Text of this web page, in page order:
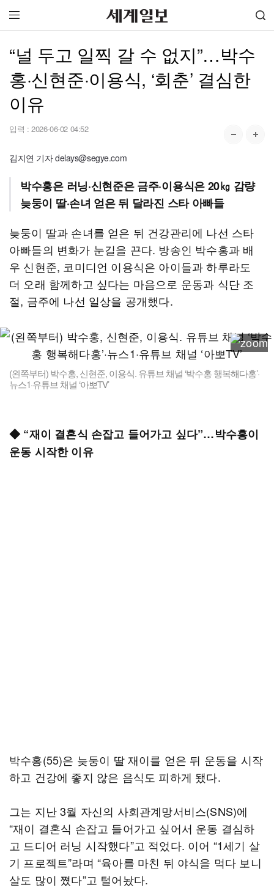
“널 두고 일찍 갈 수 없지”…박수
홍·신현준·이용식, ‘회춘’ 결심한
이유
입력 : 2026-06-02 04:52
김지연 기자 delays@segye.com
박수홍은 러닝·신현준은 금주·이용식은 20㎏ 감량
늦둥이 딸·손녀 얻은 뒤 달라진 스타 아빠들
늦둥이 딸과 손녀를 얻은 뒤 건강관리에 나선 스타
아빠들의 변화가 눈길을 끈다. 방송인 박수홍과 배
우 신현준, 코미디언 이용식은 아이들과 하루라도
더 오래 함께하고 싶다는 마음으로 운동과 식단 조
절, 금주에 나선 일상을 공개했다.
(왼쪽부터) 박수홍, 신현준, 이용식. 유튜브 채널 ‘박수홍 행복해다홍’·
뉴스1·유튜브 채널 ‘아뽀TV’
◆ “재이 결혼식 손잡고 들어가고 싶다”…박수홍이
운동 시작한 이유
박수홍(55)은 늦둥이 딸 재이를 얻은 뒤 운동을 시작
하고 건강에 좋지 않은 음식도 피하게 됐다.
그는 지난 3월 자신의 사회관계망서비스(SNS)에
“재이 결혼식 손잡고 들어가고 싶어서 운동 결심하
고 드디어 러닝 시작했다”고 적었다. 이어 “1세기 살
기 프로젝트”라며 “육아를 마친 뒤 야식을 먹다 보니
살도 많이 쪘다”고 털어놨다.